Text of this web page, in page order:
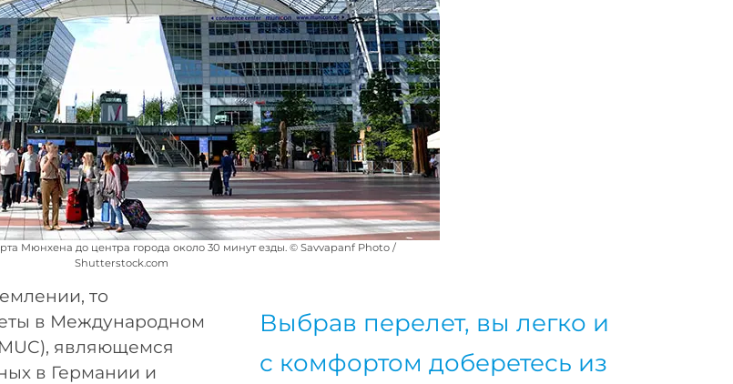
Мюнхена до центра города около 30 минут езды. © Savvapanf Photo /
Shutterstock.com
Выбрав перелет, вы легко и
с комфортом доберетесь из
то
в Международном
являющемся
в Германии и